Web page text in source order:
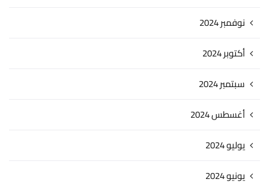
نوفمبر 2024
أكتوبر 2024
سبتمبر 2024
أغسطس 2024
يوليو 2024
يونيو 2024